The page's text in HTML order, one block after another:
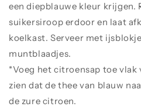
een diepblauwe kleur krijgen.
suikersiroop erdoor en laat
koelkast. Serveer met
muntblaadjes.
*Voeg het citroensap toe vlak
zien dat de thee van blauw
de zure citroen.